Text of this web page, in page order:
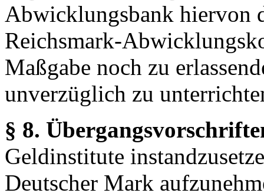
Abwicklungsbank hiervon
Reichsmark-
Maßgabe noch zu
unverzüglich zu
§ 8.
Geldinstitute
Deutscher Mark